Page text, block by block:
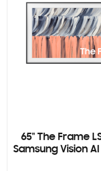
65" The Frame
Samsung Vision